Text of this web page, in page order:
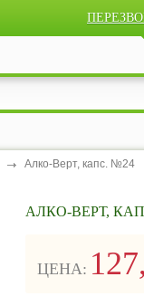
Алко-Верт, капс. №24
АЛКО-ВЕРТ,
ЦЕНА: